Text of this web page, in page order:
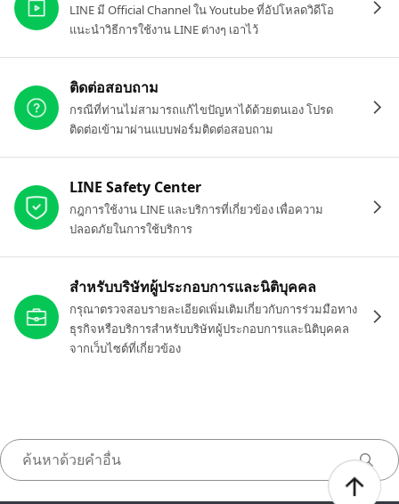
LINE มี Official Channel ใน Youtube ที่อัปโหลดวิดีโอ
แนะนำวิธีการใช้งาน LINE ต่างๆ เอาไว้
ติดต่อสอบถาม
กรณีที่ท่านไม่สามารถแก้ไขปัญหาได้ด้วยตนเอง โปรด
ติดต่อเข้ามาผ่านแบบฟอร์มติดต่อสอบถาม
LINE Safety Center
กฎการใช้งาน LINE และบริการที่เกี่ยวข้อง เพื่อความ
ปลอดภัยในการใช้บริการ
สำหรับบริษัทผู้ประกอบการและนิติบุคคล
กรุณาตรวจสอบรายละเอียดเพิ่มเติมเกี่ยวกับการร่วมมือทาง
ธุรกิจหรือบริการสำหรับบริษัทผู้ประกอบการและนิติบุคคล
จากเว็บไซต์ที่เกี่ยวข้อง